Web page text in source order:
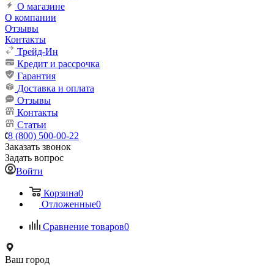
О магазине
О компании
Отзывы
Контакты
Трейд-Ин
Кредит и рассрочка
Гарантия
Доставка и оплата
Отзывы
Контакты
Статьи
8 (800) 500-00-22
Заказать звонок
Задать вопрос
Войти
Корзина0
Отложенные0
Сравнение товаров0
Ваш город